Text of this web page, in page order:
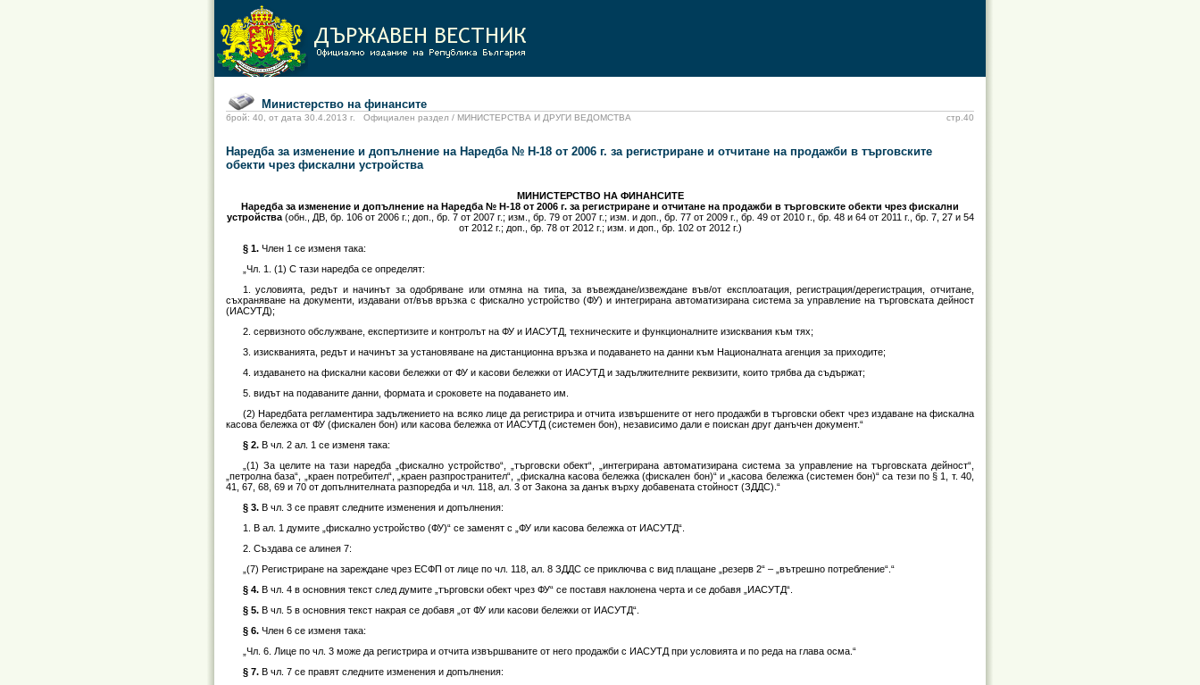
Министерство на финансите
брой: 40, от дата 30.4.2013 г. Официален раздел / МИНИСТЕРСТВА И ДРУГИ ВЕДОМСТВА стр.40
Наредба за изменение и допълнение на Наредба № Н-18 от 2006 г. за регистриране и отчитане на продажби в търговските
обекти чрез фискални устройства
МИНИСТЕРСТВО НА ФИНАНСИТЕ
Наредба за изменение и допълнение на Наредба № Н-18 от 2006 г. за регистриране и отчитане на продажби в търговските обекти чрез фискални
устройства (обн., ДВ, бр. 106 от 2006 г.; доп., бр. 7 от 2007 г.; изм., бр. 79 от 2007 г.; изм. и доп., бр. 77 от 2009 г., бр. 49 от 2010 г., бр. 48 и 64 от 2011 г., бр. 7, 27 и 54
от 2012 г.; доп., бр. 78 от 2012 г.; изм. и доп., бр. 102 от 2012 г.)
§ 1. Член 1 се изменя така:
„Чл. 1. (1) С тази наредба се определят:
1. условията, редът и начинът за одобряване или отмяна на типа, за въвеждане/извеждане във/от експлоатация, регистрация/дерегистрация, отчитане,
съхраняване на документи, издавани от/във връзка с фискално устройство (ФУ) и интегрирана автоматизирана система за управление на търговската дейност
(ИАСУТД);
2. сервизното обслужване, експертизите и контролът на ФУ и ИАСУТД, техническите и функционалните изисквания към тях;
3. изискванията, редът и начинът за установяване на дистанционна връзка и подаването на данни към Националната агенция за приходите;
4. издаването на фискални касови бележки от ФУ и касови бележки от ИАСУТД и задължителните реквизити, които трябва да съдържат;
5. видът на подаваните данни, формата и сроковете на подаването им.
(2) Наредбата регламентира задължението на всяко лице да регистрира и отчита извършените от него продажби в търговски обект чрез издаване на фискална
касова бележка от ФУ (фискален бон) или касова бележка от ИАСУТД (системен бон), независимо дали е поискан друг данъчен документ.“
§ 2.В чл. 2 ал. 1 се изменя така:
„(1) За целите на тази наредба „фискално устройство“, „търговски обект“, „интегрирана автоматизирана система за управление на търговската дейност“,
„петролна база“, „краен потребител“, „краен разпространител“, „фискална касова бележка (фискален бон)“ и „касова бележка (системен бон)“ са тези по § 1, т. 40,
41, 67, 68, 69 и 70 от допълнителната разпоредба и чл. 118, ал. 3 от Закона за данък върху добавената стойност (ЗДДС).“
§ 3. В чл. 3 се правят следните изменения и допълнения:
1. В ал. 1 думите „фискално устройство (ФУ)“ се заменят с „ФУ или касова бележка от ИАСУТД“.
2. Създава се алинея 7:
„(7) Регистриране на зареждане чрез ЕСФП от лице по чл. 118, ал. 8 ЗДДС се приключва с вид плащане „резерв 2“ – „вътрешно пот­ребление“.“
§ 4. В чл. 4 в основния текст след думите „търговски обект чрез ФУ“ се поставя наклонена черта и се добавя „ИАСУТД“.
§ 5. В чл. 5 в основния текст накрая се добавя „от ФУ или касови бележки от ИАСУТД“.
§ 6. Член 6 се изменя така:
„Чл. 6. Лице по чл. 3 може да регистрира и отчита извършваните от него продажби с ИАСУТД при условията и по реда на глава осма.“
§ 7.В чл. 7 се правят следните изменения и допълнения: